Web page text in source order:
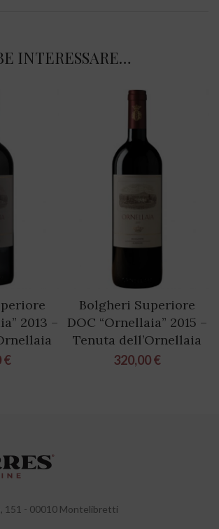
INTERESSARE…
2013 –
€
Bolgheri Superiore
DOC “Ornellaia” 2015 –
Tenuta dell’Ornellaia
320,00€
151 - 00010 Montelibretti